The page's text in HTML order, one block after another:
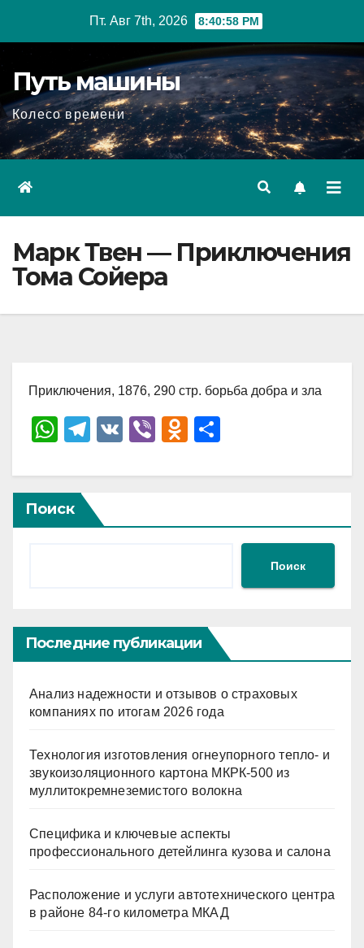
Пт. Авг 7th, 2026 8:40:59 PM
Путь машины
Колесо времени
Марк Твен — Приключения
Тома Сойера
Приключения, 1876, 290 стр. борьба добра и зла
W
at
s
A
T
e
gr
a
V
Vi
er
O
n
kl
ki
р
в
ть
Поиск
Поиск
Последние публикации
Анализ надежности и отзывов о страховых
компаниях по итогам 2026 года
Технология изготовления огнеупорного тепло- и
звукоизоляционного картона МКРК-500 из
муллитокремнеземистого волокна
Специфика и ключевые аспекты
профессионального детейлинга кузова и салона
Расположение и услуги автотехнического центра
в районе 84-го километра МКАД